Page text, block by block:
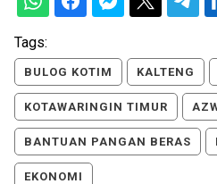
Tags:
BULOG KOTIM KALTENG
KOTAWARINGIN TIMUR
BANTUAN PANGAN BERAS
EKONOMI